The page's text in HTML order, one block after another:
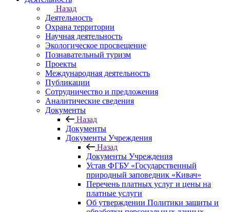
Назад
Деятельность
Охрана территории
Научная деятельность
Экологическое просвещение
Познавательный туризм
Проекты
Международная деятельность
Публикации
Сотрудничество и предложения
Аналитические сведения
Документы
Назад
Документы
Документы Учреждения
Назад
Документы Учреждения
Устав ФГБУ «Государственный
природный заповедник «Кивач»
Перечень платных услуг и цены на
платные услуги
Об утверждении Политики защиты и